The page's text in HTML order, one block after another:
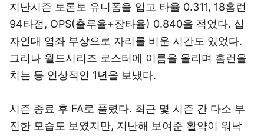
지난시즌 토론토 유니폼을 입고 타율 0.311, 18홈런
94타점, OPS(출루율+장타율) 0.840을 적었다. 십
자인대 염좌 부상으로 자리를 비운 시간도 있었다.
그러나 월드시리즈 로스터에 이름을 올리며 홈런을
치는 등 인상적인 1년을 보냈다.
시즌 종료 후 FA로 풀렸다. 최근 몇 시즌 간 다소 부
진한 모습도 보였지만, 지난해 보여준 활약이 워낙